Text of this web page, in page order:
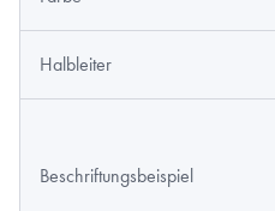
Halbleiter
Beschriftungsbeispiel